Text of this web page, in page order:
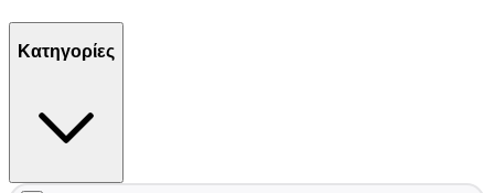
Κατηγορίες